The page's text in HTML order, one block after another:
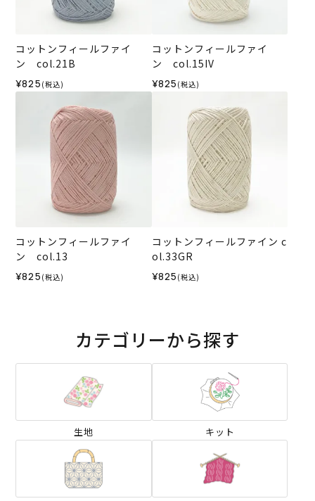
コットンフィールファイ
ン col.21B
¥825 (税込)
コットンフィールファイ
ン col.15IV
¥825 (税込)
コットンフィールファイ
ン col.13
¥825 (税込)
コットンフィールファイン c
ol.33GR
¥825 (税込)
カテゴリーから探す
生地 キット